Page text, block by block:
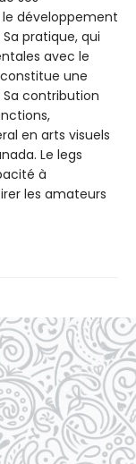
développement
pratique, qui
avec le
une
contribution
en arts visuels
Le legs
à
les amateurs